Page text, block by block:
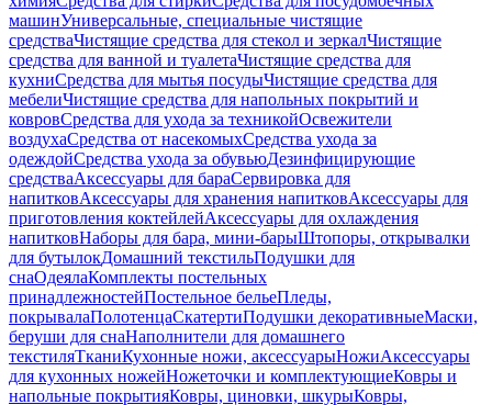
машинУниверсальные, специальные чистящие
средстваЧистящие средства для стекол и зеркалЧистящие
средства для ванной и туалетаЧистящие средства для
кухниСредства для мытья посудыЧистящие средства для
мебелиЧистящие средства для напольных покрытий и
ковровСредства для ухода за техникойОсвежители
воздухаСредства от насекомыхСредства ухода за
одеждойСредства ухода за обувьюДезинфицирующие
средстваАксессуары для бараСервировка для
напитковАксессуары для хранения напитковАксессуары для
приготовления коктейлейАксессуары для охлаждения
напитковНаборы для бара, мини-барыШтопоры, открывалки
для бутылокДомашний текстильПодушки для
снаОдеялаКомплекты постельных
принадлежностейПостельное бельеПледы,
покрывалаПолотенцаСкатертиПодушки декоративныеМаски,
беруши для снаНаполнители для домашнего
текстиляТканиКухонные ножи, аксессуарыНожиАксессуары
для кухонных ножейНожеточки и комплектующиеКовры и
напольные покрытияКовры, циновки, шкурыКовры,